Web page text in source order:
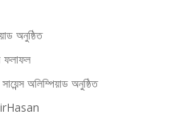
অনুষ্ঠিত
ফলাফল
অলিম্পিয়াড অনুষ্ঠিত